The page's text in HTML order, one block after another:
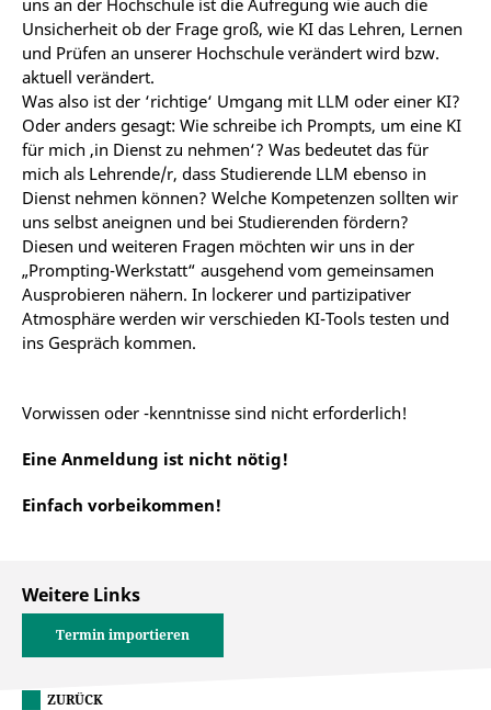
uns an der Hochschule ist die Aufregung wie auch die
Unsicherheit ob der Frage groß, wie KI das Lehren, Lernen
und Prüfen an unserer Hochschule verändert wird bzw.
aktuell verändert.
Was also ist der ‘richtige‘ Umgang mit LLM oder einer KI?
Oder anders gesagt: Wie schreibe ich Prompts, um eine KI
für mich ‚in Dienst zu nehmen‘? Was bedeutet das für
mich als Lehrende/r, dass Studierende LLM ebenso in
Dienst nehmen können? Welche Kompetenzen sollten wir
uns selbst aneignen und bei Studierenden fördern?
Diesen und weiteren Fragen möchten wir uns in der
„Prompting-Werkstatt“ ausgehend vom gemeinsamen
Ausprobieren nähern. In lockerer und partizipativer
Atmosphäre werden wir verschieden KI-Tools testen und
ins Gespräch kommen.
Vorwissen oder -kenntnisse sind nicht erforderlich!
Eine Anmeldung ist nicht nötig!
Einfach vorbeikommen!
Weitere Links
Termin importieren
ZURÜCK